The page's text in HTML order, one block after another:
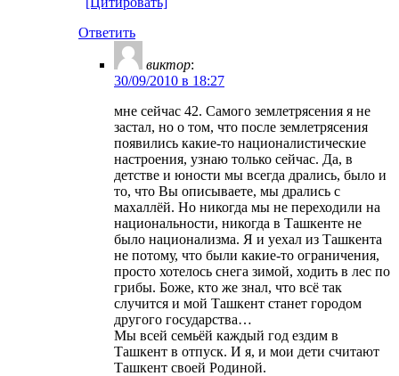
Ответить
виктор:
30/09/2010 в 18:27
мне сейчас 42. Самого землетрясения я не
застал, но о том, что после землетрясения
появились какие-то националистические
настроения, узнаю только сейчас. Да, в
детстве и юности мы всегда дрались, было и
то, что Вы описываете, мы дрались с
махаллёй. Но никогда мы не переходили на
национальности, никогда в Ташкенте не
было национализма. Я и уехал из Ташкента
не потому, что были какие-то ограничения,
просто хотелось снега зимой, ходить в лес по
грибы. Боже, кто же знал, что всё так
случится и мой Ташкент станет городом
другого государства…
Мы всей семьёй каждый год ездим в
Ташкент в отпуск. И я, и мои дети считают
Ташкент своей Родиной.